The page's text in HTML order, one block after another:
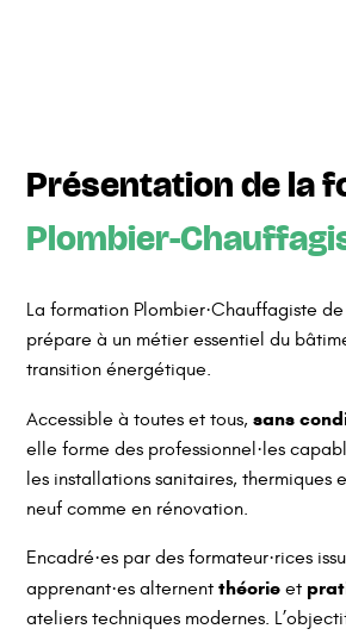
Présentation de la
Plombier-
La formation Plombier·Chauffagiste de
prépare à un métier essentiel du
transition énergétique.
Accessible à toutes et tous, sans
elle forme des professionnel·les
les installations sanitaires, thermiques
neuf comme en rénovation.
Encadré·es par des formateur·rices
apprenant·es alternentthéorie et
ateliers techniques modernes.